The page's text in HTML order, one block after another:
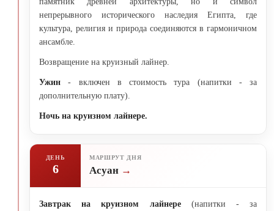
непрерывного исторического наследия Египта, где
культура, религия и природа соединяются в гармоничном
ансамбле.
Возвращение на круизный лайнер.
Ужин - включен в стоимость тура (напитки - за
дополнительную плату).
Ночь на круизном лайнере.
ДЕНЬ
6
МАРШРУТ ДНЯ
Асуан
Завтрак на круизном лайнере(напитки - за